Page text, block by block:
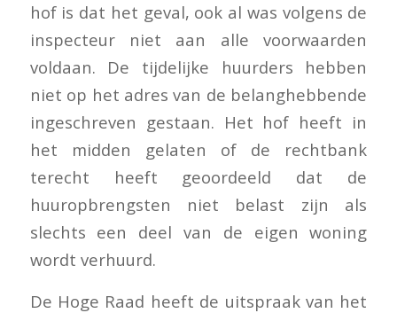
hof is dat het geval, ook al was volgens de
inspecteur niet aan alle voorwaarden
voldaan. De tijdelijke huurders hebben
niet op het adres van de belanghebbende
ingeschreven gestaan. Het hof heeft in
het midden gelaten of de rechtbank
terecht heeft geoordeeld dat de
huuropbrengsten niet belast zijn als
slechts een deel van de eigen woning
wordt verhuurd.
De Hoge Raad heeft de uitspraak van het